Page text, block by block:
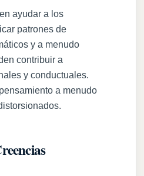
ayudar a los
patrones de
y a menudo
contribuir a
y conductuales.
a menudo